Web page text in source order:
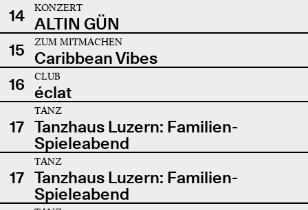
14
KONZERT
ALTIN GÜN
15
ZUM MITMACHEN
Caribbean Vibes
16
CLUB
éclat
17
TANZ
Tanzhaus Luzern: Familien-
Spieleabend
17
TANZ
Tanzhaus Luzern: Familien-
Spieleabend